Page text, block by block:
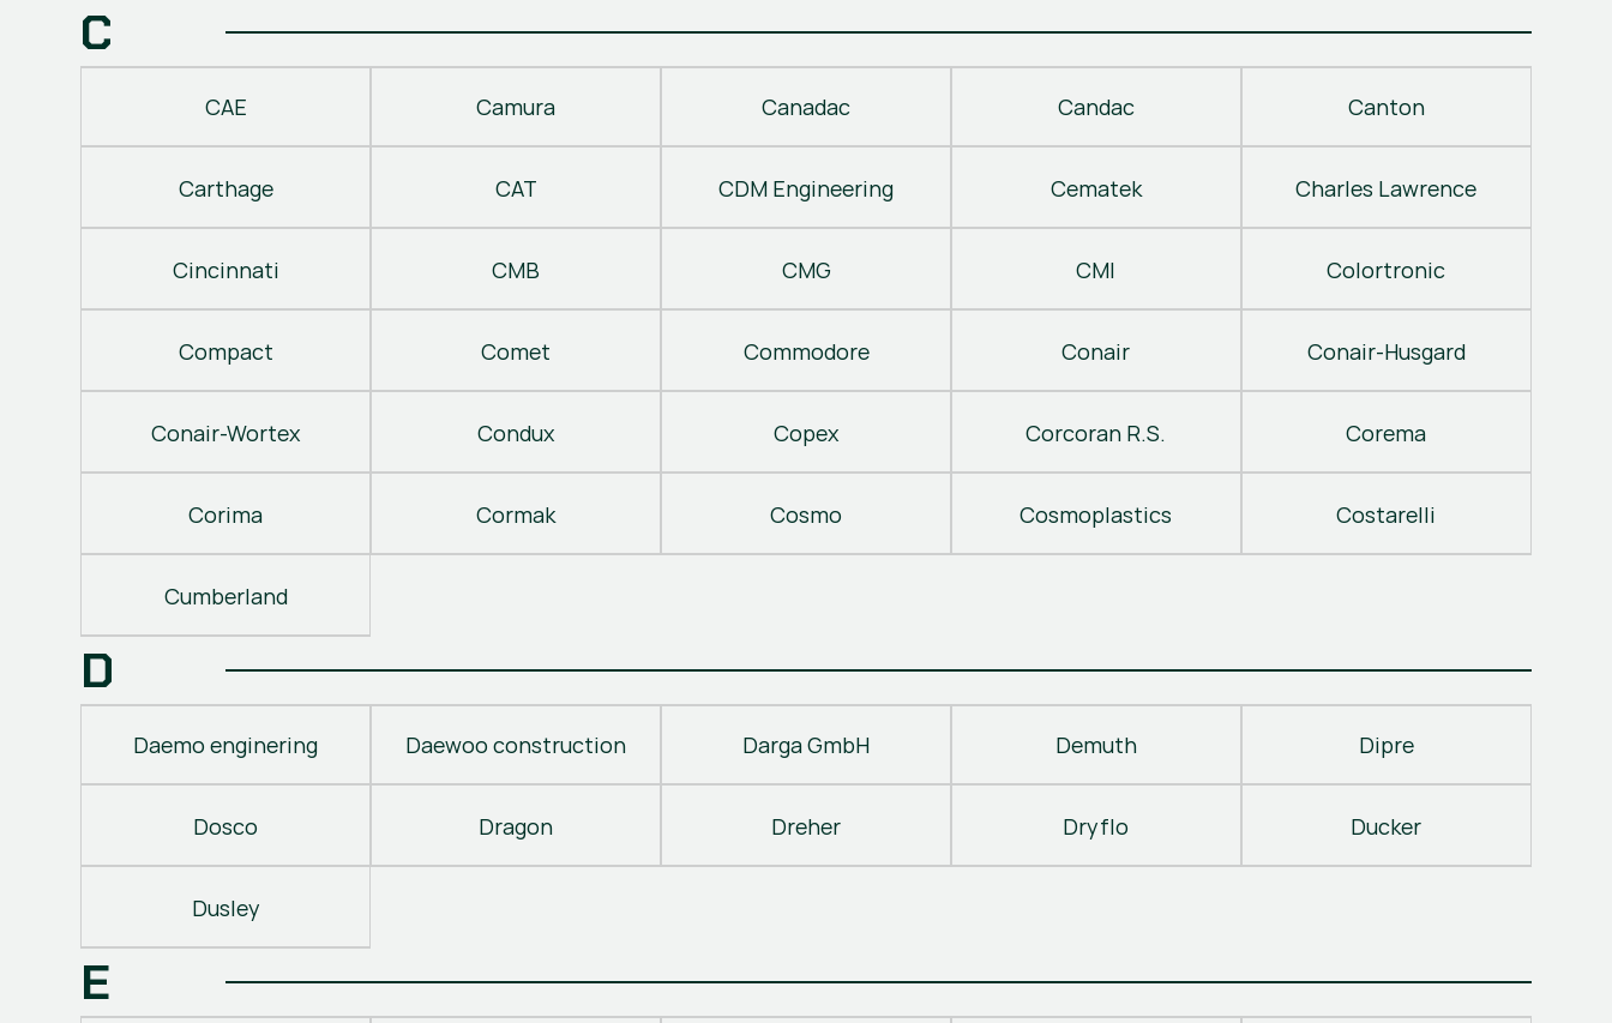
C
CAE Camura Canadac Candac Canton
Carthage CAT CDM Engineering Cematek Charles Lawrence
Cincinnati CMB CMG CMI Colortronic
Compact Comet Commodore Conair Conair-Husgard
Conair-Wortex Condux Copex Corcoran R.S. Corema
Corima Cormak Cosmo Cosmoplastics Costarelli
Cumberland
D
Daemo enginering Daewoo construction Darga GmbH Demuth Dipre
Dosco Dragon Dreher Dryflo Ducker
Dusley
E